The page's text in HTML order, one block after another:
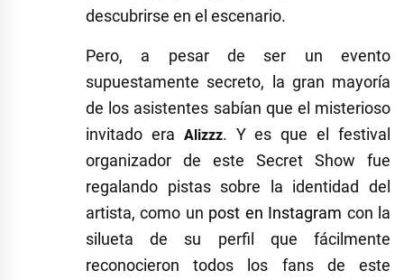
descubrirse en el escenario.
Pero, a pesar de ser un evento
supuestamente secreto, la gran mayoría
de los asistentes sabían que el misterioso
invitado era Alizzz. Y es que el festival
organizador de este Secret Show fue
regalando pistas sobre la identidad del
artista, como un post en Instagram con la
silueta de su perfil que fácilmente
reconocieron todos los fans de este